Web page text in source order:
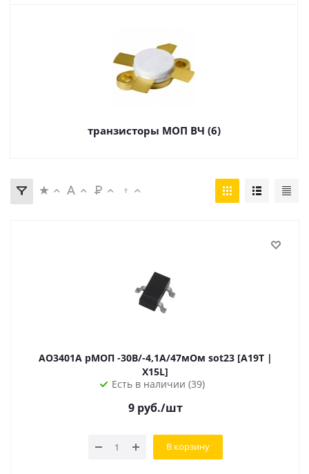
транзисторы МОП ВЧ (6)
AO3401A pМОП -30В/-4,1А/47мОм sot23 [A19T |
X15L]
Есть в наличии (39)
9руб./шт
В корзину